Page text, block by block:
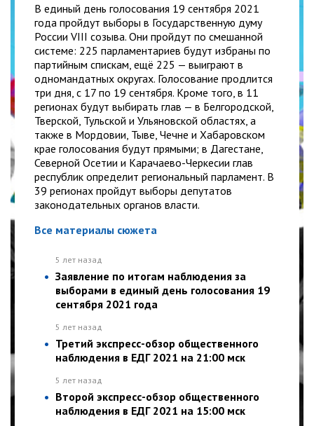
В единый день голосования 19 сентября 2021
года пройдут выборы в Государственную думу
России VIII созыва. Они пройдут по смешанной
системе: 225 парламентариев будут избраны по
партийным спискам, ещё 225 — выиграют в
одномандатных округах. Голосование продлится
три дня, с 17 по 19 сентября. Кроме того, в 11
регионах будут выбирать глав — в Белгородской,
Тверской, Тульской и Ульяновской областях, а
также в Мордовии, Тыве, Чечне и Хабаровском
крае голосования будут прямыми; в Дагестане,
Северной Осетии и Карачаево-Черкесии глав
республик определит региональный парламент. В
39 регионах пройдут выборы депутатов
законодательных органов власти.
Все материалы сюжета
5 лет назад
Заявление по итогам наблюдения за
выборами в единый день голосования 19
сентября 2021 года
5 лет назад
Третий экспресс-обзор общественного
наблюдения в ЕДГ 2021 на 21:00 мск
5 лет назад
Второй экспресс-обзор общественного
наблюдения в ЕДГ 2021 на 15:00 мск